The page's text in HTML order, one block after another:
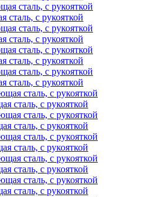
с рукояткой
с рукояткой
с рукояткой
с рукояткой
сталь, с рукояткой
сталь, с рукояткой
сталь, с рукояткой
сталь, с рукояткой
сталь, с рукояткой